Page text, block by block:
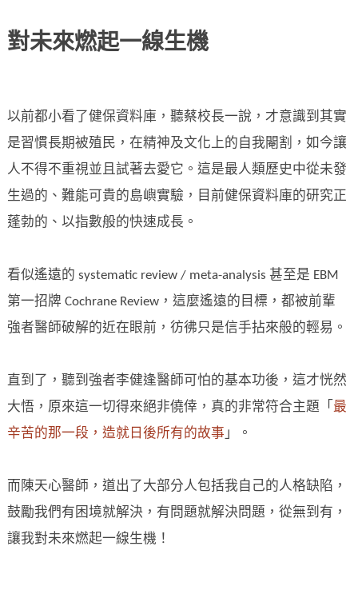
對未來燃起一線生機
以前都小看了健保資料庫，聽蔡校長一說，才意識到其實
是習慣長期被殖民，在精神及文化上的自我閹割，如今讓
人不得不重視並且試著去愛它。這是最人類歷史中從未發
生過的、難能可貴的島嶼實驗，目前健保資料庫的研究正
蓬勃的、以指數般的快速成長。
看似遙遠的 systematic review / meta-analysis 甚至是 EBM
第一招牌 Cochrane Review，這麼遙遠的目標，都被前輩
強者醫師破解的近在眼前，彷彿只是信手拈來般的輕易。
直到了，聽到強者李健逢醫師可怕的基本功後，這才恍然
大悟，原來這一切得來絕非僥倖，真的非常符合主題「 最
辛苦的那一段，造就日後所有的故事 」。
而陳天心醫師，道出了大部分人包括我自己的人格缺陷，
鼓勵我們有困境就解決，有問題就解決問題，從無到有，
讓我對未來燃起一線生機！